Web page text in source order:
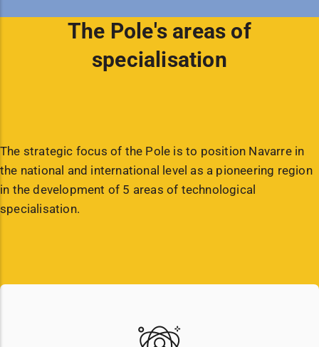
The Pole's areas of
specialisation
The strategic focus of the Pole is to position Navarre in
the national and international level as a pioneering region
in the development of 5 areas of technological
specialisation.